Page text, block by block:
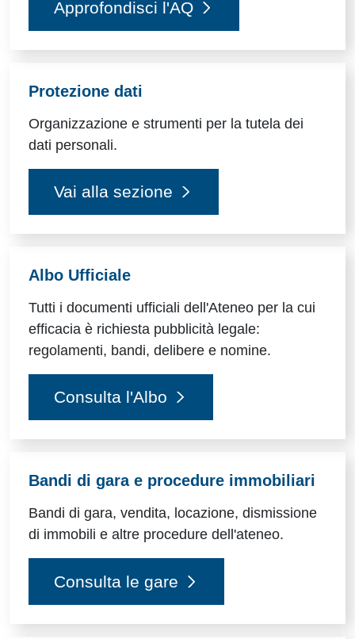
Approfondisci l'AQ
Protezione dati
Organizzazione e strumenti per la tutela dei
dati personali.
Vai alla sezione
Albo Ufficiale
Tutti i documenti ufficiali dell'Ateneo per la cui
efficacia è richiesta pubblicità legale:
regolamenti, bandi, delibere e nomine.
Consulta l'Albo
Bandi di gara e procedure immobiliari
Bandi di gara, vendita, locazione, dismissione
di immobili e altre procedure dell'ateneo.
Consulta le gare